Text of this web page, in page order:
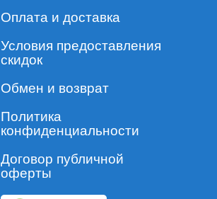
Оплата и доставка
Условия предоставления
скидок
Обмен и возврат
Политика
конфиденциальности
Договор публичной
оферты